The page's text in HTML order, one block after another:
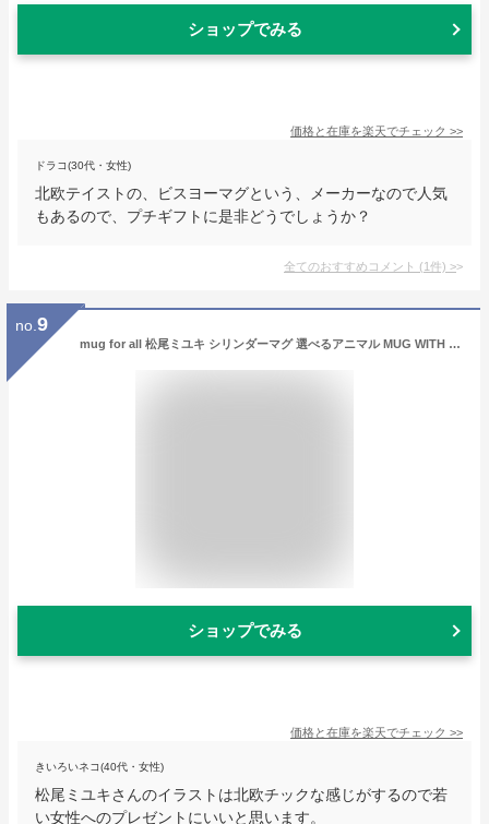
ショップでみる
価格と在庫を楽天でチェック >>
ドラコ(30代・女性)
北欧テイストの、ビスヨーマグという、メーカーなので人気
もあるので、プチギフトに是非どうでしょうか？
全てのおすすめコメント (1件) >
no. 9
mug for all 松尾ミユキ シリンダーマグ 選べるアニマル MUG WITH FRIENDS ギフト・のし可
ショップでみる
価格と在庫を楽天でチェック >>
きいろいネコ(40代・女性)
松尾ミユキさんのイラストは北欧チックな感じがするので若
い女性へのプレゼントにいいと思います。